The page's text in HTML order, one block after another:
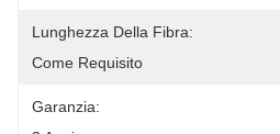
Lunghezza Della Fibra:
Come Requisito
Garanzia: